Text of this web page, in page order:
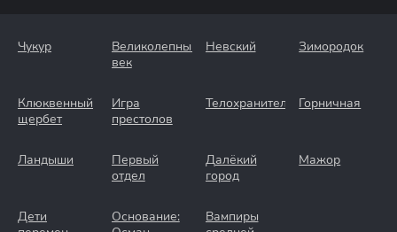
Чукур
Великолепный
век
Невский Зимородок
Клюквенный
щербет
Игра
престолов
Телохранители Горничная
Ландыши
Первый
отдел
Далёкий
город
Мажор
Дети
Основание:
Вампиры